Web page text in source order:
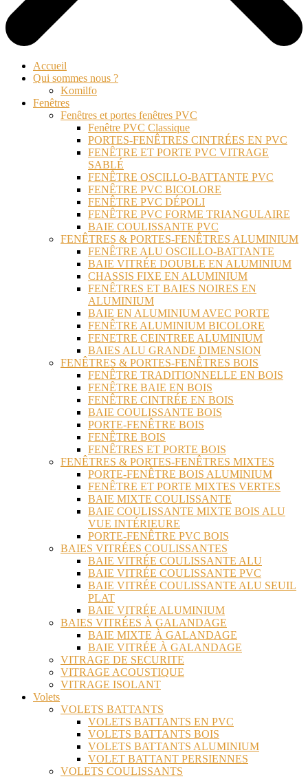
Accueil
Qui sommes nous ?
Komilfo
Fenêtres
Fenêtres et portes fenêtres PVC
Fenêtre PVC Classique
PORTES-FENÊTRES CINTRÉES EN PVC
FENÊTRE ET PORTE PVC VITRAGE
SABLÉ
FENÊTRE OSCILLO-BATTANTE PVC
FENÊTRE PVC BICOLORE
FENÊTRE PVC DÉPOLI
FENÊTRE PVC FORME TRIANGULAIRE
BAIE COULISSANTE PVC
FENÊTRES & PORTES-FENÊTRES ALUMINIUM
FENÊTRE ALU OSCILLO-BATTANTE
BAIE VITRÉE DOUBLE EN ALUMINIUM
CHASSIS FIXE EN ALUMINIUM
FENÊTRES ET BAIES NOIRES EN
ALUMINIUM
BAIE EN ALUMINIUM AVEC PORTE
FENÊTRE ALUMINIUM BICOLORE
FENETRE CEINTREE ALUMINIUM
BAIES ALU GRANDE DIMENSION
FENÊTRES & PORTES-FENÊTRES BOIS
FENÊTRE TRADITIONNELLE EN BOIS
FENÊTRE BAIE EN BOIS
FENÊTRE CINTRÉE EN BOIS
BAIE COULISSANTE BOIS
PORTE-FENÊTRE BOIS
FENÊTRE BOIS
FENÊTRES ET PORTE BOIS
FENÊTRES & PORTES-FENÊTRES MIXTES
PORTE-FENÊTRE BOIS ALUMINIUM
FENÊTRE ET PORTE MIXTES VERTES
BAIE MIXTE COULISSANTE
BAIE COULISSANTE MIXTE BOIS ALU
VUE INTÉRIEURE
PORTE-FENÊTRE PVC BOIS
BAIES VITRÉES COULISSANTES
BAIE VITRÉE COULISSANTE ALU
BAIE VITRÉE COULISSANTE PVC
BAIE VITRÉE COULISSANTE ALU SEUIL
PLAT
BAIE VITRÉE ALUMINIUM
BAIES VITRÉES À GALANDAGE
BAIE MIXTE À GALANDAGE
BAIE VITRÉE À GALANDAGE
VITRAGE DE SECURITE
VITRAGE ACOUSTIQUE
VITRAGE ISOLANT
Volets
VOLETS BATTANTS
VOLETS BATTANTS EN PVC
VOLETS BATTANTS BOIS
VOLETS BATTANTS ALUMINIUM
VOLET BATTANT PERSIENNES
VOLETS COULISSANTS